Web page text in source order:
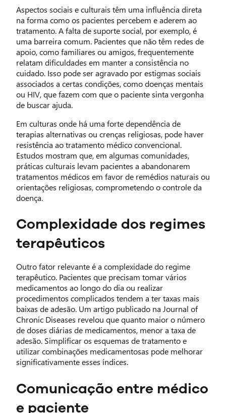
Aspectos sociais e culturais têm uma influência direta
na forma como os pacientes percebem e aderem ao
tratamento. A falta de suporte social, por exemplo, é
uma barreira comum. Pacientes que não têm redes de
apoio, como familiares ou amigos, frequentemente
relatam dificuldades em manter a consistência no
cuidado. Isso pode ser agravado por estigmas sociais
associados a certas condições, como doenças mentais
ou HIV, que fazem com que o paciente sinta vergonha
de buscar ajuda.
Em culturas onde há uma forte dependência de
terapias alternativas ou crenças religiosas, pode haver
resistência ao tratamento médico convencional.
Estudos mostram que, em algumas comunidades,
práticas culturais levam pacientes a abandonarem
tratamentos médicos em favor de remédios naturais ou
orientações religiosas, comprometendo o controle da
doença.
Complexidade dos regimes
terapêuticos
Outro fator relevante é a complexidade do regime
terapêutico. Pacientes que precisam tomar vários
medicamentos ao longo do dia ou realizar
procedimentos complicados tendem a ter taxas mais
baixas de adesão. Um artigo publicado na Journal of
Chronic Diseases revelou que quanto maior o número
de doses diárias de medicamentos, menor a taxa de
adesão. Simplificar os esquemas de tratamento e
utilizar combinações medicamentosas pode melhorar
significativamente esses índices.
Comunicação entre médico
e paciente